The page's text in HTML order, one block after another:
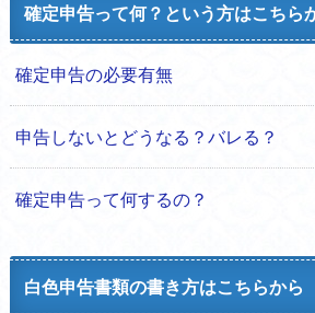
確定申告って何？という方はこちら
確定申告の必要有無
申告しないとどうなる？バレる？
確定申告って何するの？
白色申告書類の書き方はこちらから